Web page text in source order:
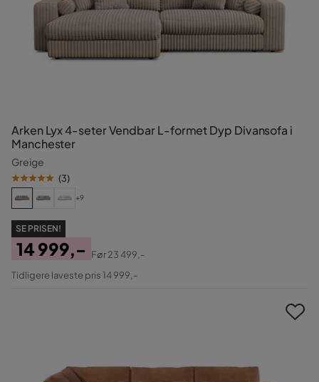
Arken Lyx 4-seter Vendbar L-formet Dyp Divansofa i
Manchester
Greige
(3)
+9
SE PRISEN!
Pris
14 999,-
Original
Før23 499,-
Tidligere laveste pris 14 999,-